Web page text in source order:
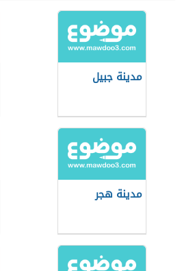
مدينة جبيل
مدينة هجر